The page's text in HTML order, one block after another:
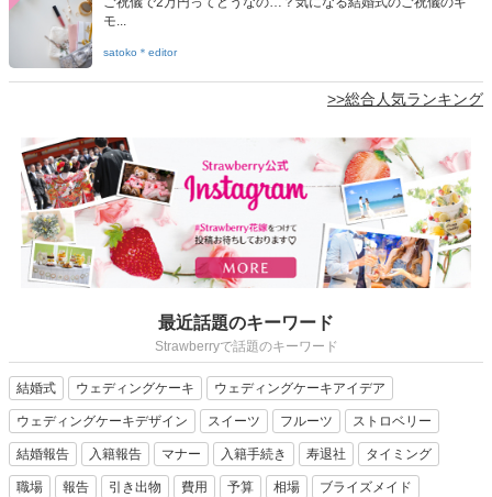
モ...
satoko＊editor
>>総合人気ランキング
最近話題のキーワード
Strawberryで話題のキーワード
結婚式 ウェディングケーキ ウェディングケーキアイデア
ウェディングケーキデザイン スイーツ フルーツ ストロベリー
結婚報告 入籍報告 マナー 入籍手続き 寿退社 タイミング
職場 報告 引き出物 費用 予算 相場 ブライズメイド